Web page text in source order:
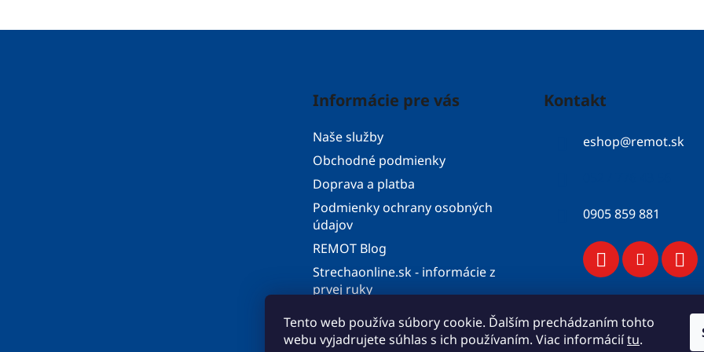
Tento web používa súbory cookie. Ďalším prechádzaním tohto
webu vyjadrujete súhlas s ich používaním. Viac informáciítu.
Informácie pre vás
Naše služby
Obchodné podmienky
Doprava a platba
Podmienky ochrany osobných
údajov
REMOT Blog
Strechaonline.sk - informácie z
prvej ruky
Velux konfigurátor
Moja objednávka
Kontakt
eshop@remot.sk
0905 859 881